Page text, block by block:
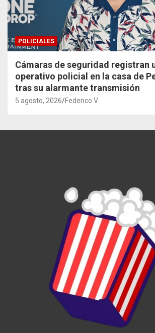
POLICIALES
Cámaras de seguridad registran
operativo policial en la casa de
tras su alarmante transmisión
5 agosto, 2026 Federico V.